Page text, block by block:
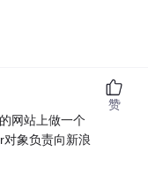
网站上做一个
象负责向新浪
赞